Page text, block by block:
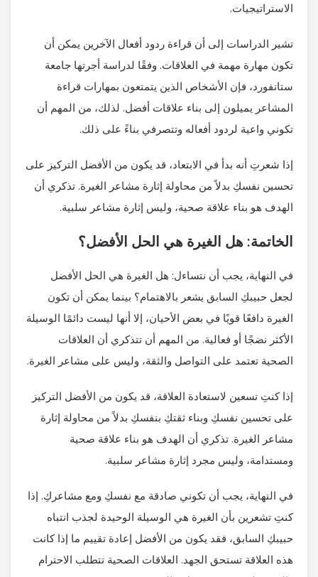
الاستراتيجيات.
تشير الدراسات إلى أن قراءة ردود أفعال الآخرين يمكن أن
تكون مهارة مهمة في العلاقات. وفقًا لدراسة أجرتها جامعة
ستانفورد، فإن الأشخاص الذين يتمتعون بمهارات قراءة
المشاعر يميلون إلى بناء علاقات أفضل. لذلك، من المهم أن
تكوني واعية لردود أفعاله وتتصرفي بناءً على ذلك.
إذا شعرتِ أنه بدأ في الابتعاد، قد يكون من الأفضل التركيز على
تحسين نفسكِ بدلاً من محاولة إثارة مشاعر الغيرة. تذكري أن
الهدف هو بناء علاقة صحية، وليس إثارة مشاعر سلبية.
الخاتمة: هل الغيرة هي الحل الأفضل؟
في النهاية، يجب أن نتساءل: هل الغيرة هي الحل الأفضل
لجعل حبيبكِ السابق يشعر بالاهتمام؟ بينما يمكن أن تكون
الغيرة دافعًا قويًا في بعض الأحيان، إلا أنها ليست دائمًا الوسيلة
الأكثر نضجًا أو فعالية. من المهم أن تتذكري أن العلاقات
الصحية تعتمد على التواصل والثقة، وليس على مشاعر الغيرة.
إذا كنتِ تسعين لاستعادة العلاقة، قد يكون من الأفضل التركيز
على تحسين نفسكِ وبناء ثقتكِ بنفسكِ بدلاً من محاولة إثارة
مشاعر الغيرة. تذكري أن الهدف هو بناء علاقة صحية
ومستدامة، وليس مجرد إثارة مشاعر سلبية.
في النهاية، يجب أن تكوني صادقة مع نفسكِ ومع مشاعركِ. إذا
كنتِ تشعرين بأن الغيرة هي الوسيلة الوحيدة لجذب انتباه
حبيبكِ السابق، فقد يكون من الأفضل إعادة تقييم ما إذا كانت
هذه العلاقة تستحق الجهد. العلاقات الصحية تتطلب الاحترام